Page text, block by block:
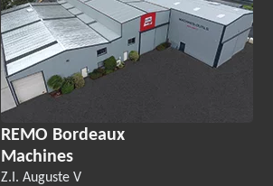
REMO Bordeaux
Machines
Z.I. Auguste V